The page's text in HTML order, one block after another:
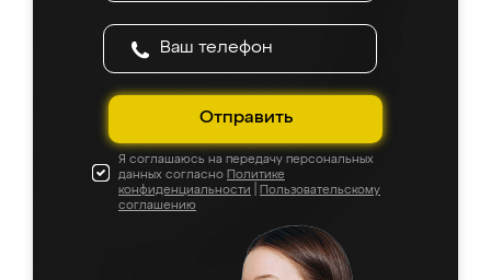
Отправить
Я соглашаюсь на передачу персональных
данных согласно Политике
конфиденциальности
Пользовательскому
соглашению